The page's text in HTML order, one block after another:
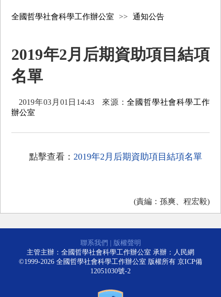
全國哲學社會科學工作辦公室 >> 通知公告
2019年2月后期資助項目結項
名單
2019年03月01日14:43 來源：全國哲學社會科學工作
辦公室
點擊查看： 2019年2月后期資助項目結項名單
(責編：孫爽、程宏毅)
聯系我們
版權聲明
主管主辦：全國哲學社會科學工作辦公室 承辦：人民網
©1999-2026 全國哲學社會科學工作辦公室 版權所有 京ICP備
12051030號-2